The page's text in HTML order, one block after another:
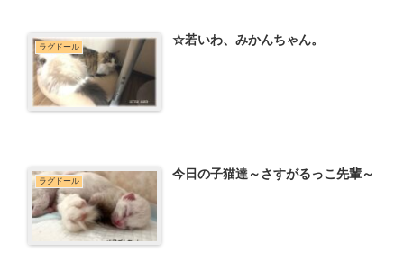
ラグドール ☆若いわ、みかんちゃん。
ラグドール 今日の子猫達～さすがるっこ先輩～